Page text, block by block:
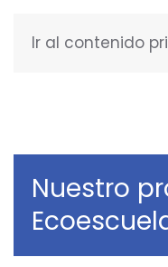
Ir al contenido
Nuestro